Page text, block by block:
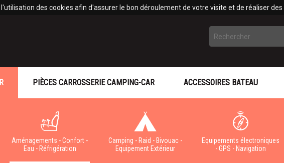
des cookies afin d'assurer le bon déroulement de votre visite et de réaliser
Aménagements - Confort -
Eau - Réfrigération
Camping - Raid - Bivouac -
Equipement Extérieur
Equipements électroniques
- GPS - Navigation
PIÈCES CARROSSERIE CAMPING-CAR ACCESSOIRES BATEAU